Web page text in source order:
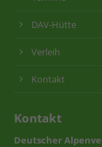
DAV-Hütte
Verleih
Kontakt
Kontakt
Deutscher